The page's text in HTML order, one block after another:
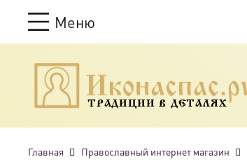
Меню
ТРАДИЦИИ В ДЕТАЛЯХ
Главная Православный интернет магазин